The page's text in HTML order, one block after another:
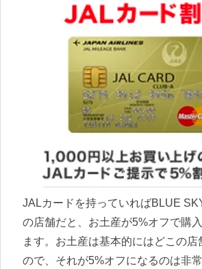
JALカードを持っていればBLUE
の店舗だと、お土産が5%オフで購
ます。お土産は基本的にはどこの店
ので、それが5%オフになるのは非